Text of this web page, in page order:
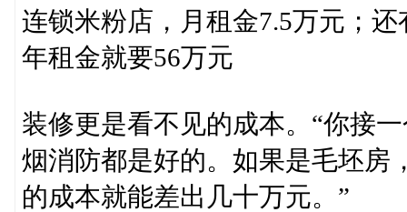
连锁米粉店，月租金7.5万元；
年租金就要56万元
装修更是看不见的成本。“你接
烟消防都是好的。如果是毛坯房
的成本就能差出几十万元。”